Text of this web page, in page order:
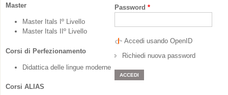
Master
Master Itals Iº Livello
Master Itals IIº Livello
Corsi di Perfezionamento
Didattica delle lingue moderne
Corsi ALIAS
Password *
Accedi usando OpenID
Richiedi nuova password